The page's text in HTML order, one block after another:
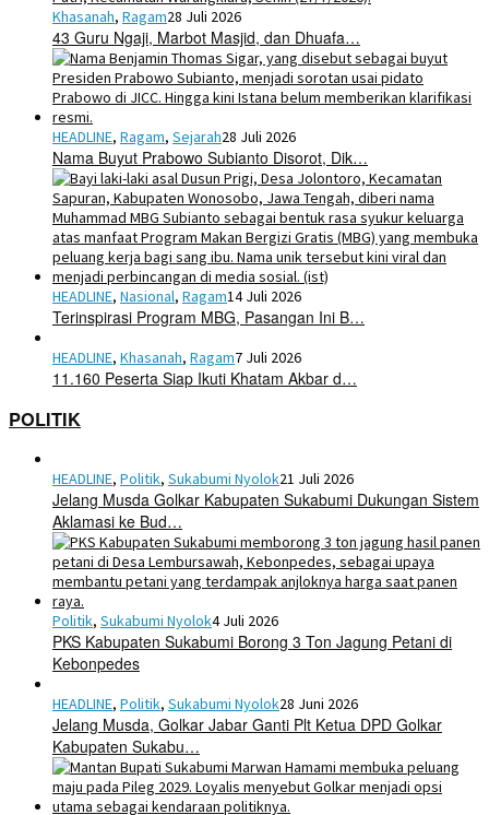
Khasanah, Ragam28 Juli 2026
43 Guru Ngaji, Marbot Masjid, dan Dhuafa…
HEADLINE, Ragam, Sejarah28 Juli 2026
Nama Buyut Prabowo Subianto Disorot, Dik…
HEADLINE, Nasional, Ragam14 Juli 2026
Terinspirasi Program MBG, Pasangan Ini B…
HEADLINE, Khasanah, Ragam7 Juli 2026
11.160 Peserta Siap Ikuti Khatam Akbar d…
POLITIK
HEADLINE, Politik, Sukabumi Nyolok21 Juli 2026
Jelang Musda Golkar Kabupaten Sukabumi Dukungan Sistem
Aklamasi ke Bud…
Politik, Sukabumi Nyolok4 Juli 2026
PKS Kabupaten Sukabumi Borong 3 Ton Jagung Petani di
Kebonpedes
HEADLINE, Politik, Sukabumi Nyolok28 Juni 2026
Jelang Musda, Golkar Jabar Ganti Plt Ketua DPD Golkar
Kabupaten Sukabu…